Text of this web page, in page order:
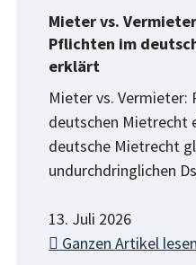
Mieter vs.
Pflichten im
erklärt
Mieter vs. Vermieter:
deutschen Mietrecht
deutsche Mietrecht
undurchdringlichen
13. Juli 2026
Ganzen Artikel lesen